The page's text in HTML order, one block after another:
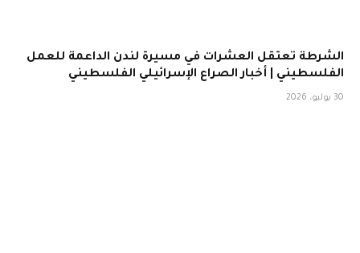
الشرطة تعتقل العشرات في مسيرة لندن الداعمة للعمل
الفلسطيني | أخبار الصراع الإسرائيلي الفلسطيني
30 يوليو، 2026